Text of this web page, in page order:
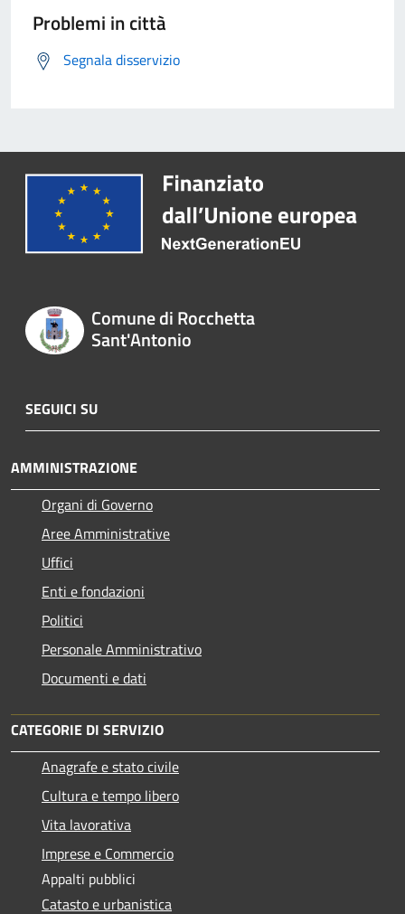
Problemi in città
Segnala disservizio
Comune di Rocchetta
Sant'Antonio
SEGUICI SU
AMMINISTRAZIONE
Organi di Governo
Aree Amministrative
Uffici
Enti e fondazioni
Politici
Personale Amministrativo
Documenti e dati
CATEGORIE DI SERVIZIO
Anagrafe e stato civile
Cultura e tempo libero
Vita lavorativa
Imprese e Commercio
Appalti pubblici
Catasto e urbanistica